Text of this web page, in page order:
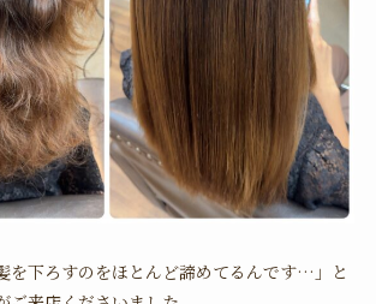
を下ろすのをほとんど諦めてるんです…」と